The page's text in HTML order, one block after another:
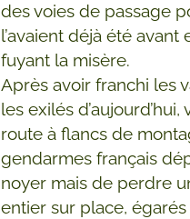
des voies de passage
l’avaient déjà été
fuyant la misère.
Après avoir franchi les
les exilés
route à flancs de
gendarmes français
noyer mais de perdre
entier sur place,